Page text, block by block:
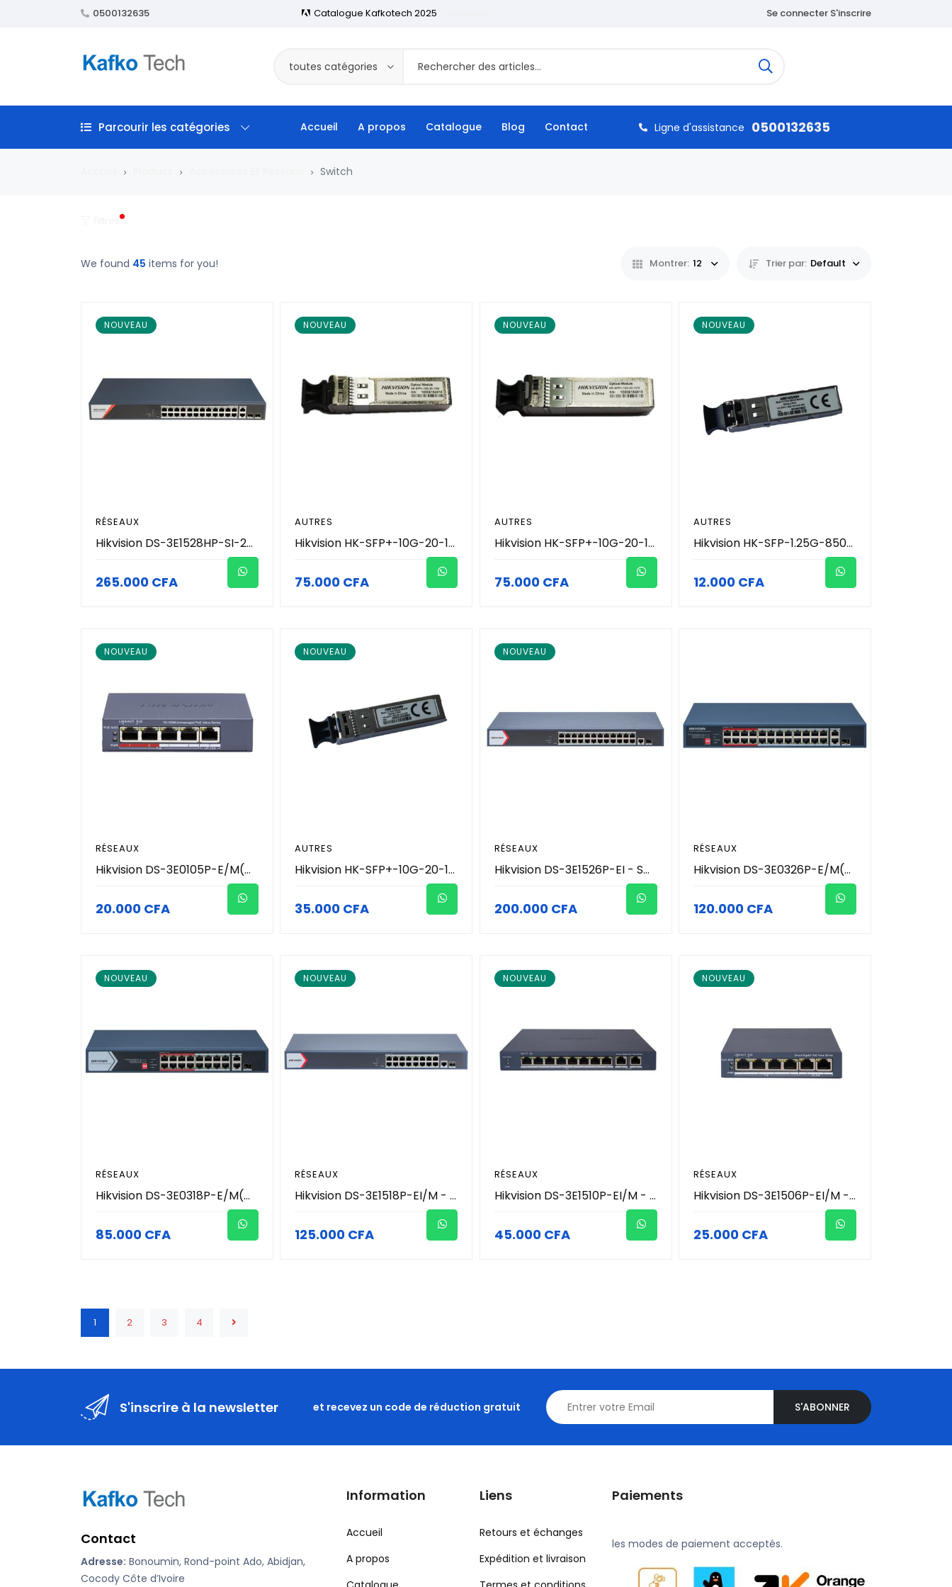
0500132635 Catalogue Kafkotech 2025 Se connecter S'inscrire
toutes catégories
Parcourir les catégories Accueil A propos Catalogue Blog Contact Ligne d'assistance 0500132635
Switch
We found 45 items for you! Montrer: 12 Trier par: Default
NOUVEAU
RÉSEAUX
Hikvision DS-3E1528HP-SI-24P2T2F - Switch Gigabit Hi-PoE Smart Managed 28 Ports (24 Ports PoE/Hi-PoE 370W + 2 RJ45 + 2 SFP) - Topologie Cloud - PoE Watchdog 90W & Extend 250m - Protection 6kV - Vidéosurveillance Pro
265.000 CFA
NOUVEAU
AUTRES
Hikvision HK-SFP+-10G-20-1330 - Module Optique Transceiver SFP+ 10G BiDi Monomode 20km (TX1330nm/RX1270nm - LC Simplex) - Support DDM - Hot-Pluggable - Liaison Fibre 10G Monofibre - Réseau Vidéosurveillance Pro
75.000 CFA
NOUVEAU
AUTRES
Hikvision HK-SFP+-10G-20-1270 - Module Optique Transceiver SFP+ 10G BiDi Monomode 20km (TX1270nm/RX1330nm - LC Simplex) - Support DDM - Hot-Pluggable - Liaison Fibre 10G Monofibre - Réseau Vidéosurveillance Pro
75.000 CFA
NOUVEAU
AUTRES
Hikvision HK-SFP-1.25G-850-DF-MM - Module Optique Transceiver SFP Gigabit Multimode 550m (1.25 Gbps - 850nm - LC Duplex) - Support DDM - Hot-Pluggable - Connexion Fibre Courte Distance - Réseau Vidéosurveillance Pro
12.000 CFA
NOUVEAU
RÉSEAUX
Hikvision DS-3E0105P-E/M(C) - Switch PoE 5 Ports Fast Ethernet (4 Ports PoE 35W + 1 Uplink RJ45) - Transmission Longue Portée 250m - Port Prioritaire VIP - Protection 6kV Boîtier Métal - Vidéosurveillance Pro
20.000 CFA
NOUVEAU
AUTRES
Hikvision HK-SFP+-10G-20-1310-DF - Module Optique Transceiver SFP+ 10 Gbps Monomode 20km (1310nm - LC Duplex) - Support DDM - Hot-Pluggable - Connexion Fibre Longue Distance - Réseau Vidéosurveillance Pro
35.000 CFA
NOUVEAU
RÉSEAUX
Hikvision DS-3E1526P-EI - Switch PoE Gigabit Smart Managed 26 Ports (24 Ports PoE 370W + 1 Uplink RJ45 + 1 SFP Fibre) - Admin Cloud & Watchdog PoE - Transmission Longue Portée 300m - Protection 6kV - Réseau Vidéosurveillance Pro
200.000 CFA
RÉSEAUX
Hikvision DS-3E0326P-E/M(C) - Switch PoE 26 Ports (24 Ports PoE 230W + 1 Uplink Gigabit + 1 Combo RJ45/SFP) - Mode Longue Portée 300m - Isolation VLAN & VIP Port - Protection Surtension 6kV - Réseau Vidéosurveillance Pro
120.000 CFA
NOUVEAU
RÉSEAUX
Hikvision DS-3E0318P-E/M(C) - Switch PoE 18 Ports (16 Ports PoE 130W + 1 Uplink Gigabit + 1 Combo RJ45/SFP) - Mode Longue Portée 300m - Isolation VLAN & VIP Port - Protection Surtension 6kV - Réseau Vidéosurveillance Pro
85.000 CFA
NOUVEAU
RÉSEAUX
Hikvision DS-3E1518P-EI/M - Switch PoE Gigabit Smart Managed 18 Ports (16 Ports PoE 130W + 1 Uplink RJ45 + 1 SFP Fibre) - Admin Cloud & Watchdog PoE - Transmission Longue Portée 300m - Protection 6kV - Réseau Vidéosurveillance Pro
125.000 CFA
NOUVEAU
RÉSEAUX
Hikvision DS-3E1510P-EI/M - Switch PoE Gigabit Smart Managed 10 Ports (8 Ports PoE 60W + 2 Uplink) - Administration Cloud & Watchdog PoE - Transmission Longue Portée 300m - Protection 6kV - Réseau Vidéosurveillance Pro
45.000 CFA
NOUVEAU
RÉSEAUX
Hikvision DS-3E1506P-EI/M - Switch PoE Gigabit Smart Managed 6 Ports (4 Ports PoE 45W + 2 Uplink) - Administration Cloud & Watchdog PoE - Transmission Longue Portée 300m - Protection 6kV - Réseau Vidéosurveillance Pro
25.000 CFA
1 2 3 4
S'inscrire à la newsletter et recevez un code de réduction gratuit S'ABONNER
Contact
Adresse: Bonoumin, Rond-point Ado, Abidjan,
Cocody Côte d’Ivoire
Information
Accueil
A propos
Liens
Retours et échanges
Expédition et livraison
Paiements
les modes de paiement acceptés.